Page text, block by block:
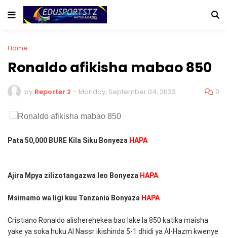
Home
Ronaldo afikisha mabao 850
by Reporter 2 - Monday, September 04, 2023 0
Pata 50,000 BURE Kila Siku Bonyeza HAPA
Ajira Mpya zilizotangazwa leo Bonyeza HAPA
Msimamo wa ligi kuu Tanzania Bonyaza HAPA
Cristiano Ronaldo alisherehekea bao lake la 850 katika maisha
yake ya soka huku Al Nassr ikishinda 5-1 dhidi ya Al-Hazm kwenye